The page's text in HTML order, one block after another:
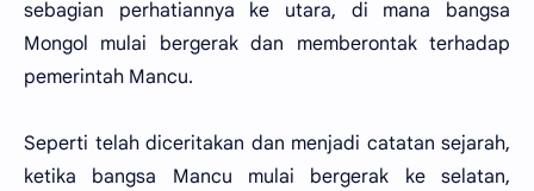
sebagian perhatiannya ke utara, di mana bangsa
Mongol mulai bergerak dan memberontak terhadap
pemerintah Mancu.
Seperti telah diceritakan dan menjadi catatan sejarah,
ketika bangsa Mancu mulai bergerak ke selatan,